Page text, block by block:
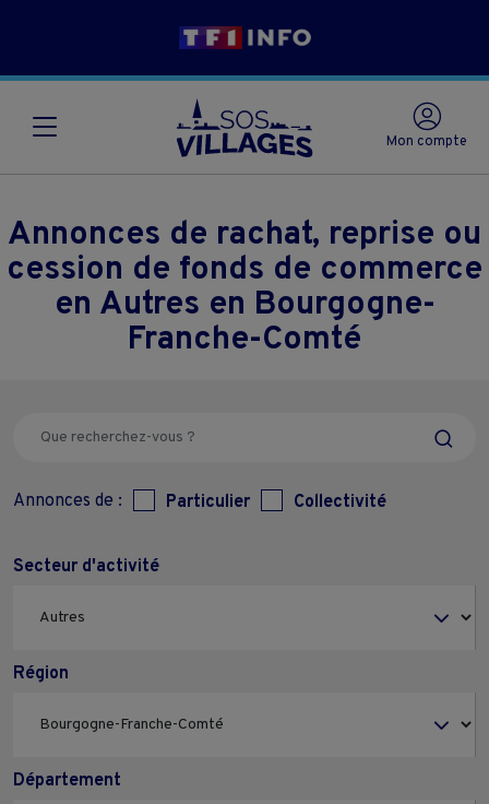
Mon compte
Annonces de rachat, reprise ou
cession de fonds de commerce
en Autres en Bourgogne-
Franche-Comté
Annonces de : Particulier Collectivité
Secteur d'activité
Région
Département